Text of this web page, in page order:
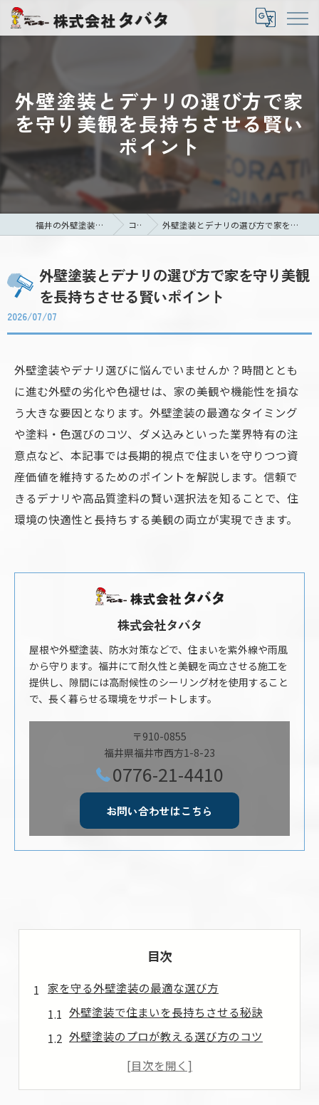
外壁塗装とデナリの選び方で家
を守り美観を長持ちさせる賢い
ポイント
福井の外壁塗装なら株式会社タバタ コラム 外壁塗装とデナリの選び方で家を守り美観を長持ちさせる賢いポイント
外壁塗装とデナリの選び方で家を守り美観
を長持ちさせる賢いポイント
2026/07/07
外壁塗装やデナリ選びに悩んでいませんか？時間ととも
に進む外壁の劣化や色褪せは、家の美観や機能性を損な
う大きな要因となります。外壁塗装の最適なタイミング
や塗料・色選びのコツ、ダメ込みといった業界特有の注
意点など、本記事では長期的視点で住まいを守りつつ資
産価値を維持するためのポイントを解説します。信頼で
きるデナリや高品質塗料の賢い選択法を知ることで、住
環境の快適性と長持ちする美観の両立が実現できます。
株式会社タバタ
屋根や外壁塗装、防水対策などで、住まいを紫外線や雨風
から守ります。福井にて耐久性と美観を両立させる施工を
提供し、隙間には高耐候性のシーリング材を使用すること
で、長く暮らせる環境をサポートします。
〒910-0855
福井県福井市西方1-8-23
0776-21-4410
お問い合わせはこちら
目次
家を守る外壁塗装の最適な選び方
外壁塗装で住まいを長持ちさせる秘訣
外壁塗装のプロが教える選び方のコツ
外壁塗装で失敗しないポイントと注意点